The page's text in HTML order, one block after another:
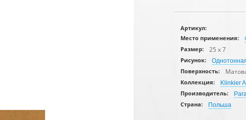
Артикул:
Место применения:
Размер:
25 x 7
Рисунок:
Поверхность:
Коллекция:
Klinkier
Производитель:
Страна:
Польша